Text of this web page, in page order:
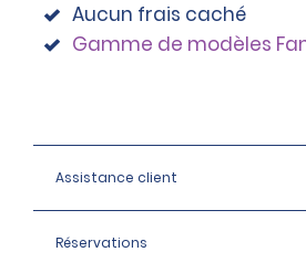
Aucun frais caché
Gamme de modèles
Assistance client
Réservations